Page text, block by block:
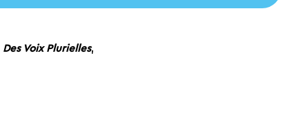
Des Voix Plurielles,